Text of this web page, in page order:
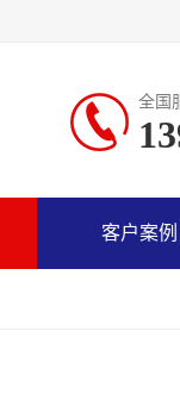
全国
客户案例